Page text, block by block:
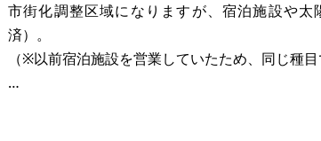
市街化調整区域になりますが、宿泊施設や
済）。
（※以前宿泊施設を営業していたため、同じ種